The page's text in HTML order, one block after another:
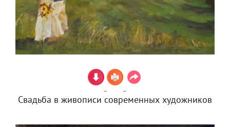
Свадьба в живописи современных художников